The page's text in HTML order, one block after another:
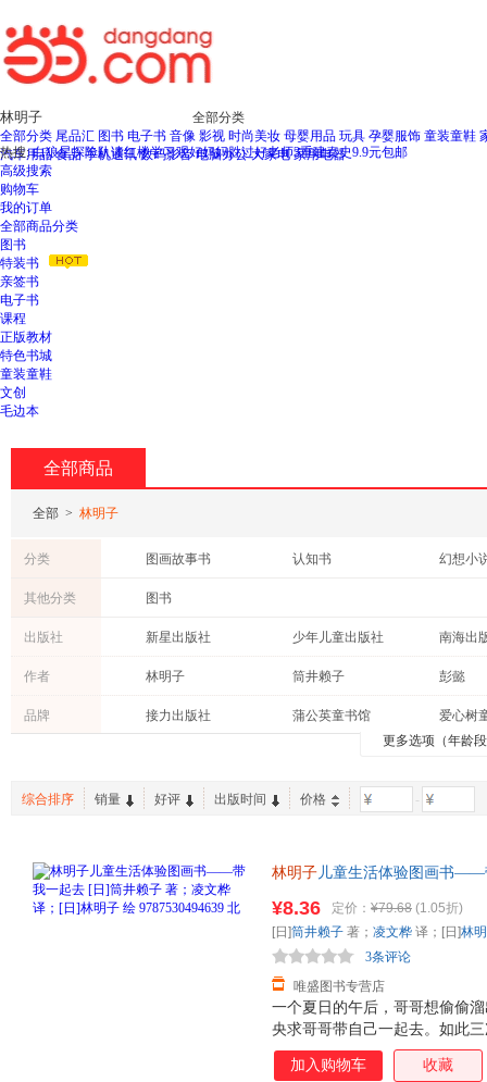
全部分类
全部分类 尾品汇 图书 电子书 音像 影视 时尚美妆 母婴用品 玩具 孕婴服饰 童装童鞋
汽车用品 食品 手机通讯 数码影音 电脑办公 大家电 家用电器
热搜:白狼星探险队读红楼学习观好妈妈胜过好老师3重建秦史9.9元包邮
高级搜索
购物车
我的订单
全部商品分类
图书
特装书
亲签书
电子书
课程
正版教材
特色书城
童装童鞋
文创
毛边本
全部商品
全部 > 林明子
分类 图画故事书 认知书 幻想小
其他分类 图书
出版社 新星出版社 少年儿童出版社
南海出
贵州人民出版社
接力出版社
海豚出
广西人民出版社
甘肃文化出版社
广西师范大学出版社
广东教育出版社
北京时
华夏出版社
辽宁教育出版社
作者 林明子 筒井赖子
彭懿
小熊
凌文桦
周龙梅
末吉晓子
李力丰
加古里
柳原良平
崔维燕
米切尔·恩德
品牌 接力出版社 蒲公英童书馆
爱心树
更多选项（年龄
综合排序 销量 好评 出版时间 价格 -
林明子儿童生活体验图画书——
换】
一个夏日的午后，哥哥想偷偷
央求哥哥带自己一起去。如此
去。那一刻，妹妹欢呼雀跃着
来不及穿鞋子，拖拉着鞋就跟
¥8.36 定价： ¥79.68 (1.05折)
唯盛图书专营店
3条评论
[日]筒井赖子 著； 凌文桦 译；[日]林
加入购物车 收藏